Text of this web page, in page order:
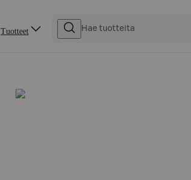
Tuotteet